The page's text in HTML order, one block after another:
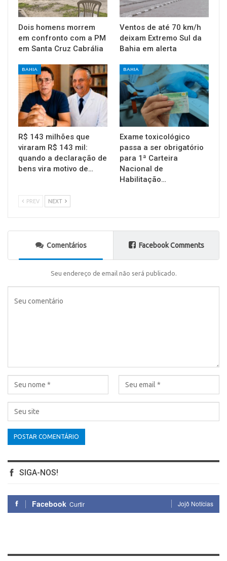
Dois homens morrem
em confronto com a PM
em Santa Cruz Cabrália
Ventos de até 70 km/h
deixam Extremo Sul da
Bahia em alerta
BAHIA
R$ 143 milhões que
viraram R$ 143 mil:
quando a declaração de
bens vira motivo de…
BAHIA
Exame toxicológico
passa a ser obrigatório
para 1ª Carteira
Nacional de
Habilitação…
PREV NEXT
Comentários Facebook Comments
Seu endereço de email não será publicado.
SIGA-NOS!
Facebook Curtir Jojô Notícias